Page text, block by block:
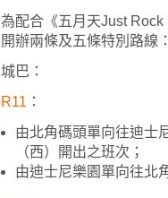
為配合《五月天Just
開辦兩條及五條特別路線：
城巴：
R11 ：
由北角碼頭單向往迪士
（西）開出之班次；
由迪士尼樂園單向往北